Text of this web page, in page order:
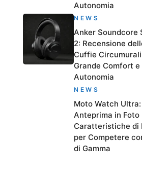
Autonomia
NEWS
Anker Soundcore
2: Recensione
Cuffie
Grande Comfort e
Autonomia
NEWS
Moto Watch Ultra:
Anteprima in Foto
Caratteristiche di
per Competere
di Gamma